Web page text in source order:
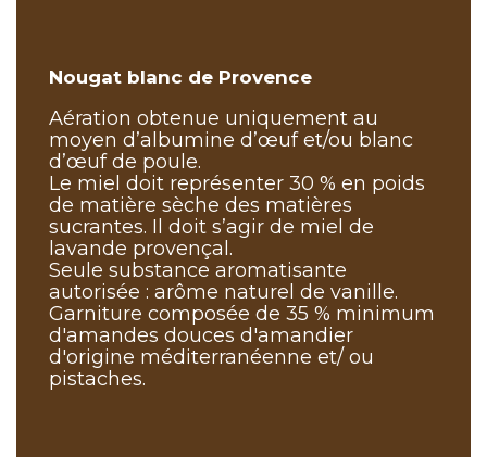
Nougat blanc de Provence
Aération obtenue uniquement au
moyen d’albumine d’œuf et/ou blanc
d’œuf de poule.
Le miel doit représenter 30 % en poids
de matière sèche des matières
sucrantes. Il doit s’agir de miel de
lavande provençal.
Seule substance aromatisante
autorisée : arôme naturel de vanille.
Garniture composée de 35 % minimum
d'amandes douces d'amandier
d'origine méditerranéenne et/ ou
pistaches.